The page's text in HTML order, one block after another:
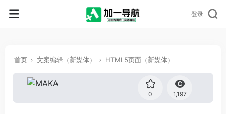
登录
首页 文案编辑（新媒体） HTML5页面（新媒体）
0 1,197